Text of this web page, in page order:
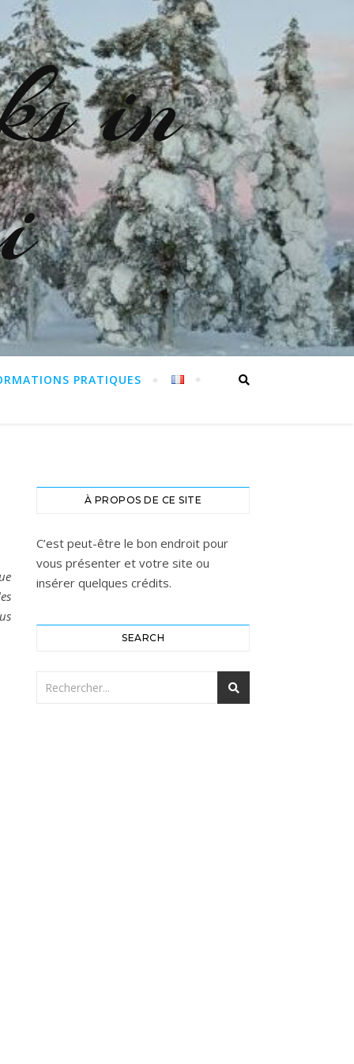
in
PRATIQUES
À PROPOS DE CE SITE
C’est peut-être le bon endroit pour
vous présenter et votre site ou
insérer quelques crédits.
SEARCH